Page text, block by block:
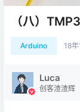
（八）
Arduino 18年
Luca
创客渣渣辉